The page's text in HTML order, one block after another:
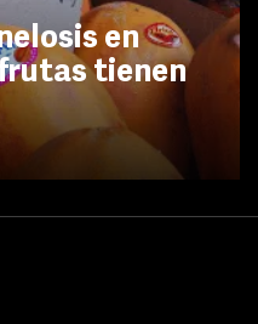
en
tienen